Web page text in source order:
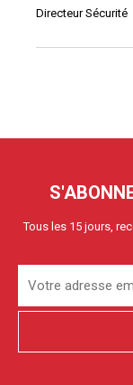
Directeur Sécurité
Tous les 15 jours,